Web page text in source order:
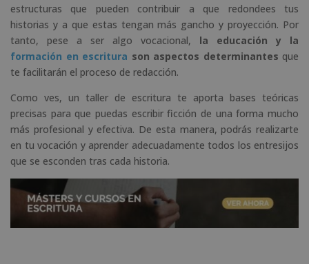
estructuras que pueden contribuir a que redondees tus
historias y a que estas tengan más gancho y proyección. Por
tanto, pese a ser algo vocacional, la educación y la
formación en escritura son aspectos determinantes que
te facilitarán el proceso de redacción.
Como ves, un taller de escritura te aporta bases teóricas
precisas para que puedas escribir ficción de una forma mucho
más profesional y efectiva. De esta manera, podrás realizarte
en tu vocación y aprender adecuadamente todos los entresijos
que se esconden tras cada historia.